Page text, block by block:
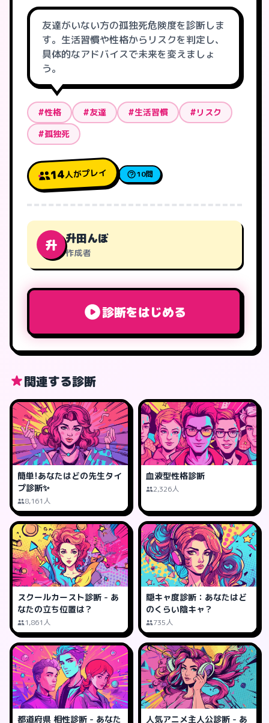
友達がいない方の孤独死危険度を診断しま
す。生活習慣や性格からリスクを判定し、
具体的なアドバイスで未来を変えましょ
う。
#性格 #友達 #生活習慣
#リスク
#孤独死
14人がプレイ 10問
升 升田んぼ
作成者
診断をはじめる
関連する診断
簡単!あなたはどの先生タイ
プ診断✨
8,161人
血液型性格診断
2,326人
スクールカースト診断 - あ
なたの立ち位置は？
1,861人
隠キャ度診断：あなたはど
のくらい陰キャ？
735人
都道府県 相性診断 - あなた
人気アニメ主人公診断 - あ